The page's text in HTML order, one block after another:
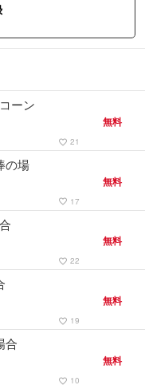
ーン
favorite_border 21
無料
の場
favorite_border 17
無料
favorite_border 22
無料
favorite_border 19
無料
合
favorite_border 10
無料